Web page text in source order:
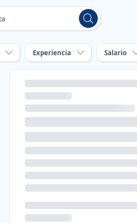
Experiencia Salario